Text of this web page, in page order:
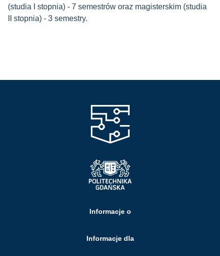
(studia I stopnia) - 7 semestrów oraz magisterskim (studia
II stopnia) - 3 semestry.
Informacje o
Informacje dla